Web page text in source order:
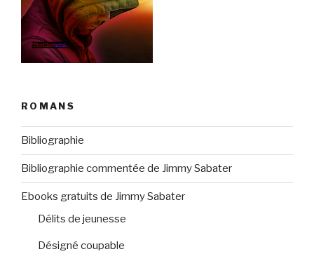
ROMANS
Bibliographie
Bibliographie commentée de Jimmy Sabater
Ebooks gratuits de Jimmy Sabater
Délits de jeunesse
Désigné coupable